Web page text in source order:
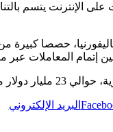
الإنترنت يتسم
حصصا كبيرة
إتمام المعاملات
في السنة الماضية.
البريد الإلكتروني